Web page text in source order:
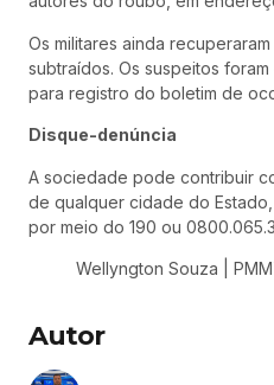
Os militares ainda
subtraídos. Os suspeitos
para registro do boletim de
Disque-denúncia
A sociedade pode contribuir
de qualquer cidade do
por meio do 190 ou
Wellyngton Souza |
Autor